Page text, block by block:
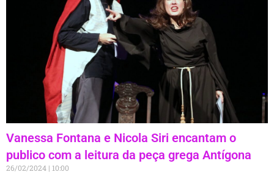
Vanessa Fontana e Nicola Siri encantam o
publico com a leitura da peça grega Antígona
26/02/2024 10:00